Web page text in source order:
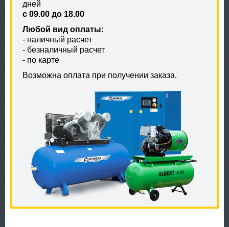
дней
с 09.00 до 18.00
Любой вид оплаты:
- наличный расчет
- безналичный расчет
- по карте
Возможна оплата при получении заказа.